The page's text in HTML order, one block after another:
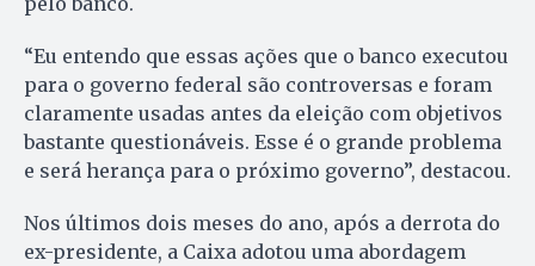
“Eu entendo que essas ações que o banco executou
para o governo federal são controversas e foram
claramente usadas antes da eleição com objetivos
bastante questionáveis. Esse é o grande problema
e será herança para o próximo governo”, destacou.
Nos últimos dois meses do ano, após a derrota do
ex-presidente, a Caixa adotou uma abordagem